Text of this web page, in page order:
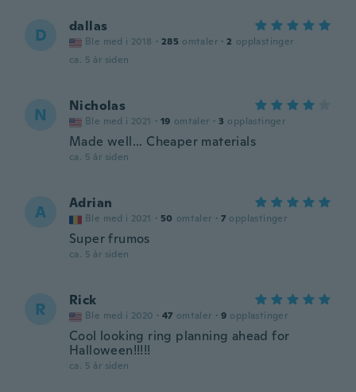
D dallas
Ble med i 2018 · 285 omtaler · 2 opplastinger
ca. 5 år siden
N Nicholas
Ble med i 2021 · 19 omtaler · 3 opplastinger
Made well... Cheaper materials
ca. 5 år siden
A Adrian
Ble med i 2021 · 50 omtaler · 7 opplastinger
Super frumos
ca. 5 år siden
R Rick
Ble med i 2020 · 47 omtaler · 9 opplastinger
Cool looking ring planning ahead for
Halloween!!!!!
ca. 5 år siden